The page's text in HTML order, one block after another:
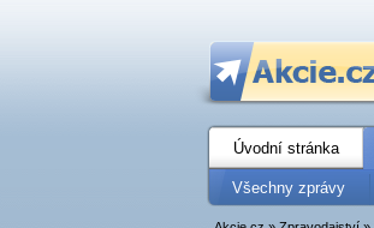
Úvodní stránka
Všechny zprávy